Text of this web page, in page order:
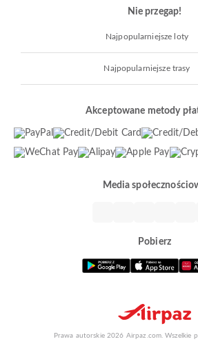
Nie przegap!
Najpopularniejsze loty
Najpopularniejsze trasy
Akceptowane metody
Media
Pobierz
Prawa autorskie 2026 Airpaz.com. Wszelkie